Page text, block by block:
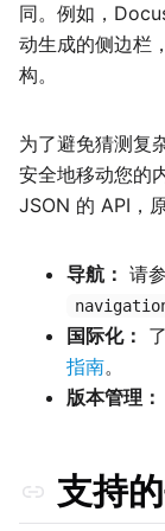
同。例如，
动生成的侧边栏
构。
为了避免猜测复
安全地移动您的
JSON 的 API，
导航： 请
国际化：
指南。
版本管理：
支持